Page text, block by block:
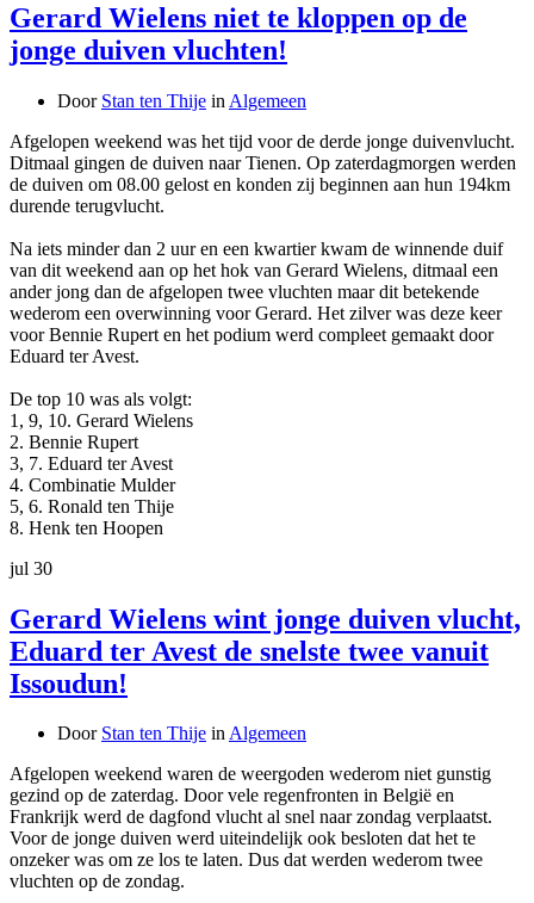
Gerard Wielens niet te kloppen op de
jonge duiven vluchten!
Door Stan ten Thije in Algemeen
Afgelopen weekend was het tijd voor de derde jonge duivenvlucht.
Ditmaal gingen de duiven naar Tienen. Op zaterdagmorgen werden
de duiven om 08.00 gelost en konden zij beginnen aan hun 194km
durende terugvlucht.
Na iets minder dan 2 uur en een kwartier kwam de winnende duif
van dit weekend aan op het hok van Gerard Wielens, ditmaal een
ander jong dan de afgelopen twee vluchten maar dit betekende
wederom een overwinning voor Gerard. Het zilver was deze keer
voor Bennie Rupert en het podium werd compleet gemaakt door
Eduard ter Avest.
De top 10 was als volgt:
1, 9, 10. Gerard Wielens
2. Bennie Rupert
3, 7. Eduard ter Avest
4. Combinatie Mulder
5, 6. Ronald ten Thije
8. Henk ten Hoopen
jul 30
Gerard Wielens wint jonge duiven vlucht,
Eduard ter Avest de snelste twee vanuit
Issoudun!
Door Stan ten Thije inAlgemeen
Afgelopen weekend waren de weergoden wederom niet gunstig
gezind op de zaterdag. Door vele regenfronten in België en
Frankrijk werd de dagfond vlucht al snel naar zondag verplaatst.
Voor de jonge duiven werd uiteindelijk ook besloten dat het te
onzeker was om ze los te laten. Dus dat werden wederom twee
vluchten op de zondag.